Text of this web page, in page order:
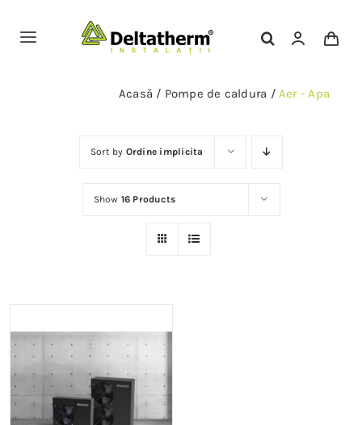
Toggle
Acasă / Pompe de caldura / Aer - Apa
Sort by Ordine implicita
Show 16 Products